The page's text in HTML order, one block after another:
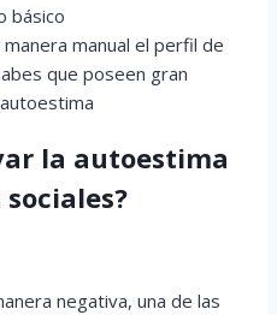
básico
manual el perfil de
que poseen gran
la autoestima
negativa, una de las